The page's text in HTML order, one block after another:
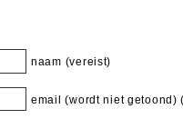
naam (vereist)
email (wordt niet getoond)